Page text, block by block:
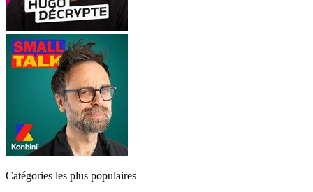
Catégories les plus populaires